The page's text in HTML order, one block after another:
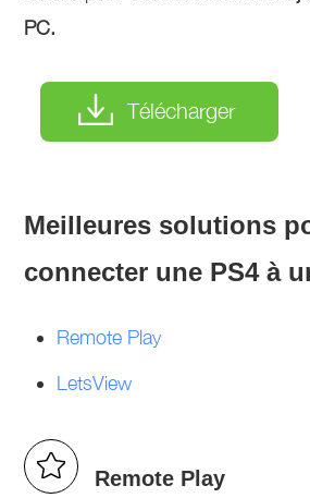
PC.
Télécharger
Meilleures solutions
connecter une PS4 à
Remote Play
LetsView
Remote Play